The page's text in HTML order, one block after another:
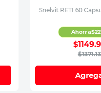
Snelvit RETI 60
$1371.13
$1149.
Ahorra$